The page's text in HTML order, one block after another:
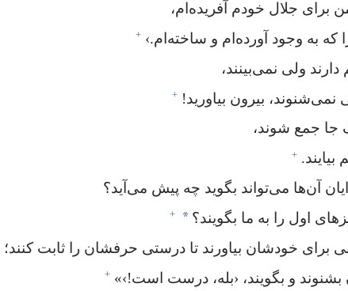
برای جلال خودم آفریده‌ام،‏
که به وجود آورده‌ام و ساخته‌ام.‏›‏ +
ولی نمی‌بینند،‏
بیرون بیاورید!‏ +
جا جمع شوند،‏
+
آن‌ها می‌تواند بگوید چه پیش می‌آید؟‏
اول را به ما بگویند؟‏ *
+
برای خودشان بیاورند تا درستی حرفشان را ثابت کنند؛‏
بشنوند و بگویند،‏ ‹بله،‏ درست است!‏›»‏ +